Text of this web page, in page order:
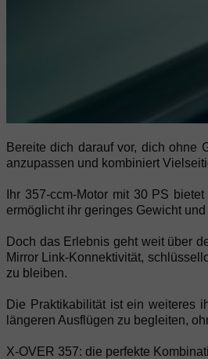
Bereite dich darauf vor, dich ohne
anzupassen und kombiniert
Ihr 357-ccm-Motor mit 30 PS
ermöglicht ihr geringes Gewicht
Doch das Erlebnis geht weit über
Mirror Link-Konnektivität,
zu bleiben.
Die Praktikabilität ist ein weiteres
längeren Ausflügen zu begleiten,
X-OVER 357: die perfekte